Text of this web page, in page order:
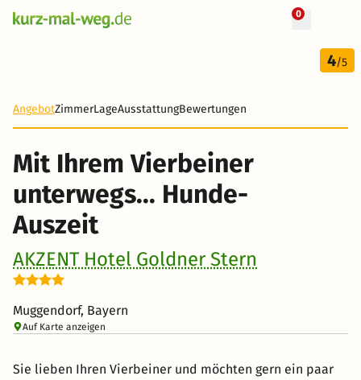
0
3 Tage
189 €
4/5
AngebotZimmerLageAusstattungBewertungen
Mit Ihrem Vierbeiner
unterwegs... Hunde-
Auszeit
AKZENT Hotel Goldner Stern
Muggendorf, Bayern
Auf Karte anzeigen
Sie lieben Ihren Vierbeiner und möchten gern ein paar